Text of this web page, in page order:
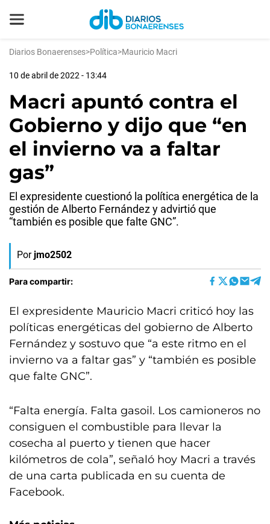
Diarios Bonaerenses>Política>Mauricio Macri
10 de abril de 2022 - 13:44
Macri apuntó contra el
Gobierno y dijo que “en
el invierno va a faltar
gas”
El expresidente cuestionó la política energética de la
gestión de Alberto Fernández y advirtió que
“también es posible que falte GNC”.
Por jmo2502
Para compartir:
El expresidente Mauricio Macri criticó hoy las
políticas energéticas del gobierno de Alberto
Fernández y sostuvo que “a este ritmo en el
invierno va a faltar gas” y “también es posible
que falte GNC”.
“Falta energía. Falta gasoil. Los camioneros no
consiguen el combustible para llevar la
cosecha al puerto y tienen que hacer
kilómetros de cola”, señaló hoy Macri a través
de una carta publicada en su cuenta de
Facebook.